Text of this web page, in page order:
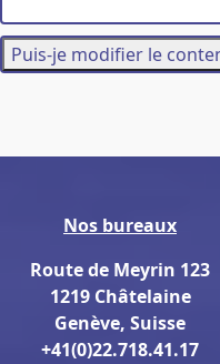
Puis-je modifier le
Nos bureaux
Route de Meyrin 123
1219 Châtelaine
Genève, Suisse
+41(0)22.718.41.17